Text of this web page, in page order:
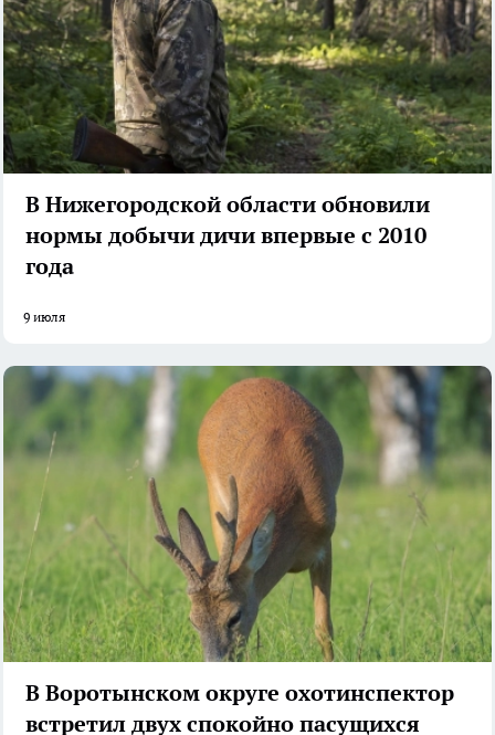
В Нижегородской области обновили
нормы добычи дичи впервые с 2010
года
9 июля
В Воротынском округе охотинспектор
встретил двух спокойно пасущихся